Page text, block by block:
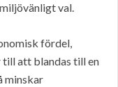
val.
fördel,
att blandas till en
minskar